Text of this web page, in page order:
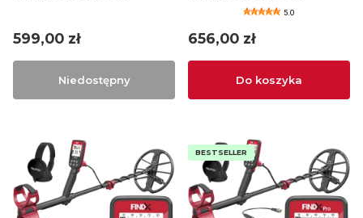
Cena
599,00 zł
Niedostępny
5.0
Cena
656,00 zł
Do koszyka
BESTSELLER